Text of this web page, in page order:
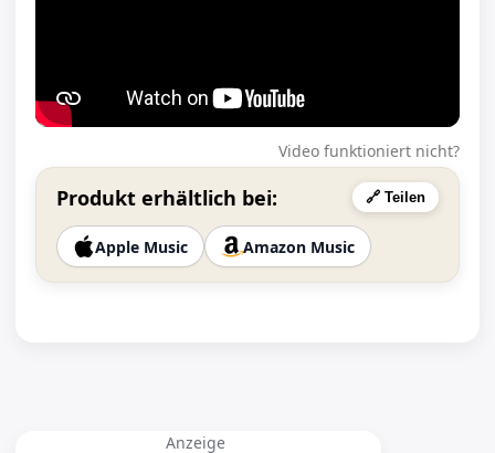
Video funktioniert nicht?
Produkt erhältlich bei: 🔗 Teilen
Apple Music Amazon Music
Anzeige